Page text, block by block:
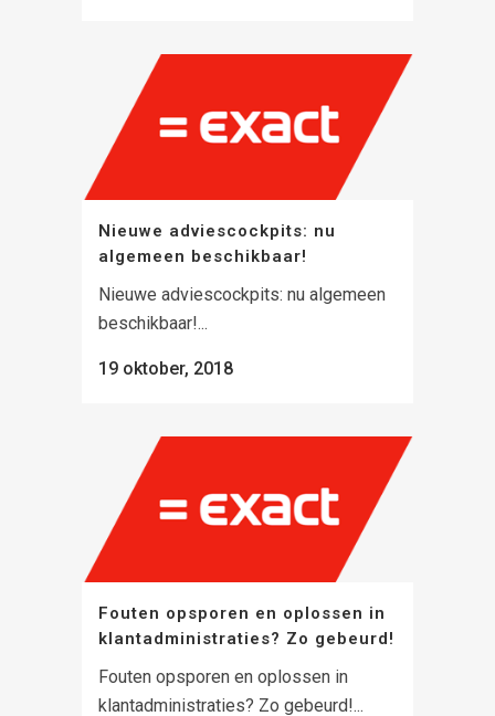
Nieuwe adviescockpits: nu
algemeen beschikbaar!
Nieuwe adviescockpits: nu algemeen
beschikbaar!...
19 oktober, 2018
Fouten opsporen en oplossen in
klantadministraties? Zo gebeurd!
Fouten opsporen en oplossen in
klantadministraties? Zo gebeurd!...